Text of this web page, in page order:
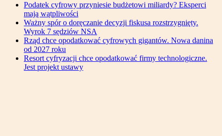
Podatek cyfrowy przyniesie budżetowi miliardy? Eksperci
mają wątpliwości
Ważny spór o doręczanie decyzji fiskusa rozstrzygnięty.
Wyrok 7 sędziów NSA
Rząd chce opodatkować cyfrowych gigantów. Nowa danina
od 2027 roku
Resort cyfryzacji chce opodatkować firmy technologiczne.
Jest projekt ustawy